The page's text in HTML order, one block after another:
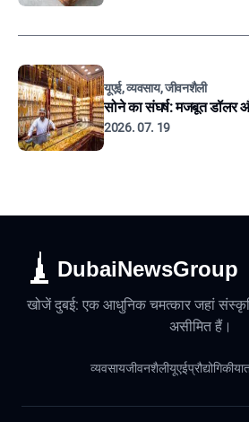
यूएई, व्यवसाय, जीवनशैली
सोने का संघर्ष: मजबूत डॉलर
2026. 07. 19
DubaiNewsGroup
खोजें दुबई: एक आधुनिक चमत्कार जहां
असीमित हैं।
व्यवसायजीवनशैलीयूएईप्रौद्योगिकी